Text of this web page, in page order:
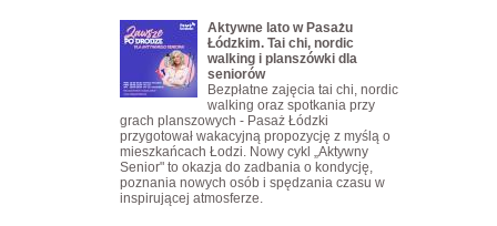
Aktywne lato w Pasażu
Łódzkim. Tai chi, nordic
walking i planszówki dla
seniorów
Bezpłatne zajęcia tai chi, nordic
walking oraz spotkania przy
grach planszowych - Pasaż Łódzki
przygotował wakacyjną propozycję z myślą o
mieszkańcach Łodzi. Nowy cykl „Aktywny
Senior" to okazja do zadbania o kondycję,
poznania nowych osób i spędzania czasu w
inspirującej atmosferze.